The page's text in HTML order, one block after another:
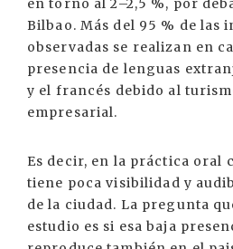
en torno al 2–2,5 %, por
Bilbao. Más del 95 % de las
observadas se realizan en
presencia de lenguas
y el francés debido al
empresarial.
Es decir, en la práctica oral
tiene poca visibilidad y
de la ciudad. La pregunta
estudio es si esa baja